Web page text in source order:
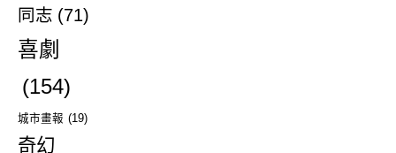
同志 (71)
喜劇
(154)
城市畫報 (19)
奇幻